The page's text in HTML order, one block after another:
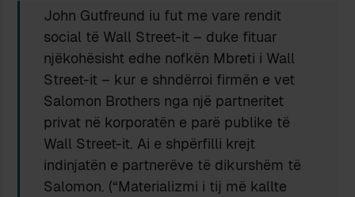
John Gutfreund iu fut me vare rendit
social të Wall Street-it – duke fituar
njëkohësisht edhe nofkën Mbreti i Wall
Street-it – kur e shndërroi firmën e vet
Salomon Brothers nga një partneritet
privat në korporatën e parë publike të
Wall Street-it. Ai e shpërfilli krejt
indinjatën e partnerëve të dikurshëm të
Salomon. (“Materializmi i tij më kallte